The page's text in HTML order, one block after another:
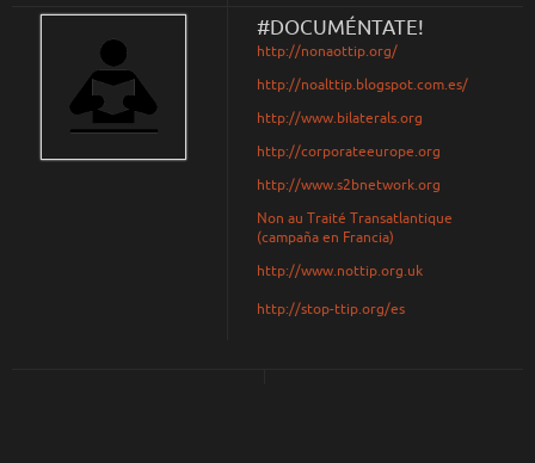
#DOCUMÉNTATE!
http://nonaottip.org/
http://noalttip.blogspot.com.es/
http://www.bilaterals.org
http://corporateeurope.org
http://www.s2bnetwork.org
Non au Traité Transatlantique
(campaña en Francia)
http://www.nottip.org.uk
http://stop-ttip.org/es